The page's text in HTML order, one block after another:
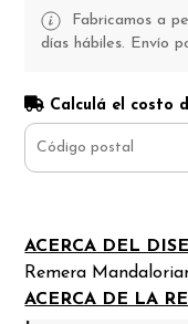
Fabricamos a
días hábiles. Envío
Calculá el costo
ACERCA DEL
Remera
ACERCA DE LA